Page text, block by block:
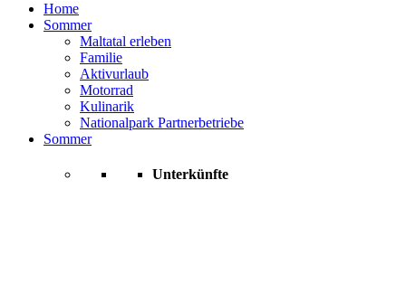
Home
Sommer
Maltatal erleben
Familie
Aktivurlaub
Motorrad
Kulinarik
Nationalpark Partnerbetriebe
Sommer
Unterkünfte